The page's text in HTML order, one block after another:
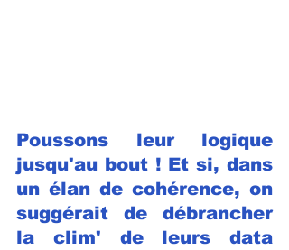
Poussons leur logique
jusqu'au bout ! Et si, dans
un élan de cohérence, on
suggérait de débrancher
la clim' de leurs data